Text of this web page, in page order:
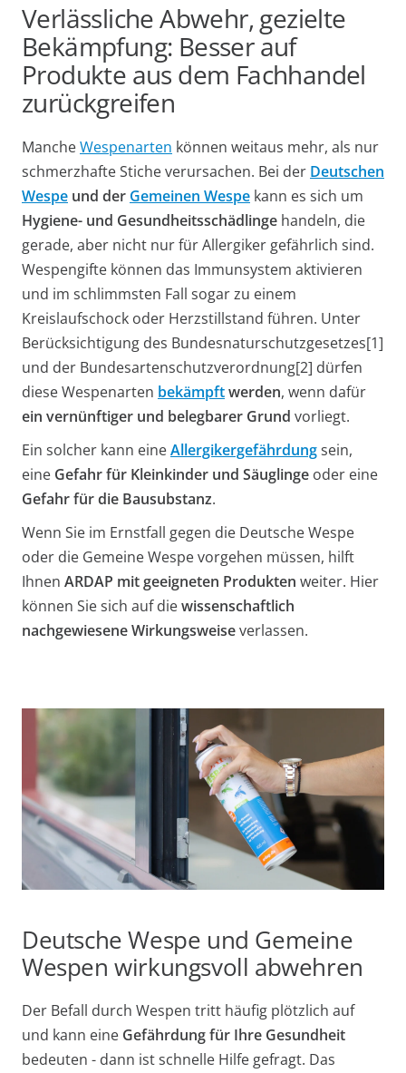
Verlässliche Abwehr, gezielte
Bekämpfung: Besser auf
Produkte aus dem Fachhandel
zurückgreifen
MancheWespenarten können weitaus mehr, als nur
schmerzhafte Stiche verursachen. Bei der Deutschen
Wespe und der Gemeinen Wespe kann es sich um
Hygiene- und Gesundheitsschädlinge handeln, die
gerade, aber nicht nur für Allergiker gefährlich sind.
Wespengifte können das Immunsystem aktivieren
und im schlimmsten Fall sogar zu einem
Kreislaufschock oder Herzstillstand führen. Unter
Berücksichtigung des Bundesnaturschutzgesetzes[1]
und der Bundesartenschutzverordnung[2] dürfen
diese Wespenarten bekämpftwerden, wenn dafür
ein vernünftiger und belegbarer Grund vorliegt.
Ein solcher kann eineAllergikergefährdungsein,
eine Gefahr für Kleinkinder und Säuglinge oder eine
Gefahr für die Bausubstanz.
Wenn Sie im Ernstfall gegen die Deutsche Wespe
oder die Gemeine Wespe vorgehen müssen, hilft
Ihnen ARDAP mit geeigneten Produkten weiter. Hier
können Sie sich auf diewissenschaftlich
nachgewiesene Wirkungsweiseverlassen.
Deutsche Wespe und Gemeine
Wespen wirkungsvoll abwehren
Der Befall durch Wespen tritt häufig plötzlich auf
und kann eine Gefährdung für Ihre Gesundheit
bedeuten - dann ist schnelle Hilfe gefragt. Das